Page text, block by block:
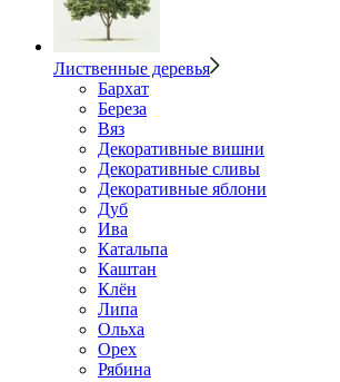
Лиственные деревья
Бархат
Береза
Вяз
Декоративные вишни
Декоративные сливы
Декоративные яблони
Дуб
Ива
Катальпа
Каштан
Клён
Липа
Ольха
Орех
Рябина